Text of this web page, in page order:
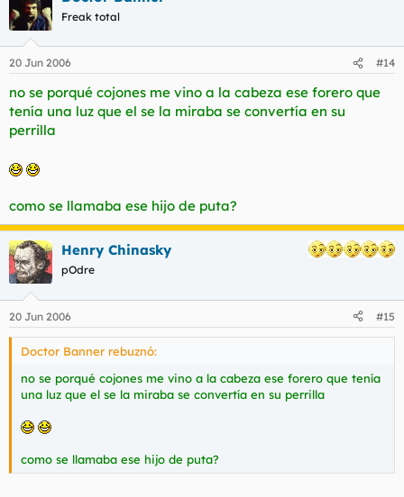
Freak total
20 Jun 2006 #14
no se porqué cojones me vino a la cabeza ese forero que
tenía una luz que el se la miraba se convertía en su
perrilla
como se llamaba ese hijo de puta?
Henry Chinasky
pOdre
20 Jun 2006 #15
Doctor Banner rebuznó:
no se porqué cojones me vino a la cabeza ese forero que tenía
una luz que el se la miraba se convertía en su perrilla
como se llamaba ese hijo de puta?